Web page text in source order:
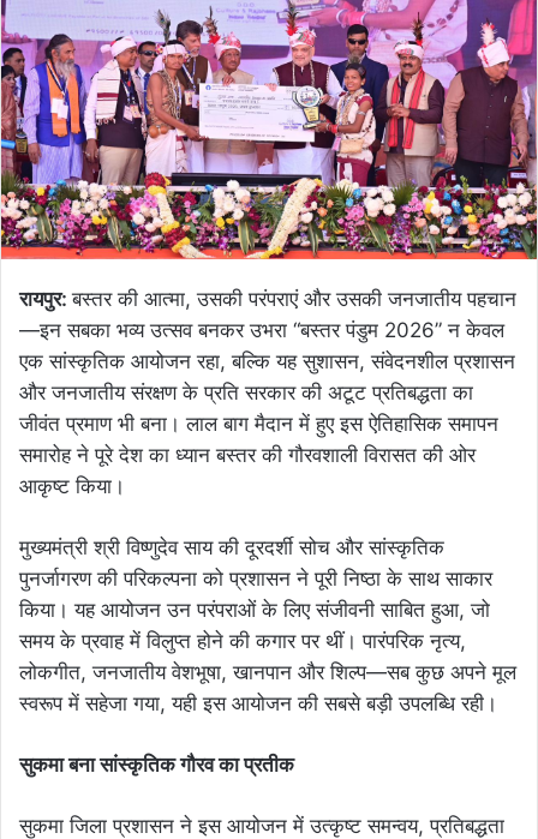
रायपुर:बस्तर की आत्मा, उसकी परंपराएं और उसकी जनजातीय पहचान
—इन सबका भव्य उत्सव बनकर उभरा “बस्तर पंडुम 2026” न केवल
एक सांस्कृतिक आयोजन रहा, बल्कि यह सुशासन, संवेदनशील प्रशासन
और जनजातीय संरक्षण के प्रति सरकार की अटूट प्रतिबद्धता का
जीवंत प्रमाण भी बना। लाल बाग मैदान में हुए इस ऐतिहासिक समापन
समारोह ने पूरे देश का ध्यान बस्तर की गौरवशाली विरासत की ओर
आकृष्ट किया।
मुख्यमंत्री श्री विष्णुदेव साय की दूरदर्शी सोच और सांस्कृतिक
पुनर्जागरण की परिकल्पना को प्रशासन ने पूरी निष्ठा के साथ साकार
किया। यह आयोजन उन परंपराओं के लिए संजीवनी साबित हुआ, जो
समय के प्रवाह में विलुप्त होने की कगार पर थीं। पारंपरिक नृत्य,
लोकगीत, जनजातीय वेशभूषा, खानपान और शिल्प—सब कुछ अपने मूल
स्वरूप में सहेजा गया, यही इस आयोजन की सबसे बड़ी उपलब्धि रही।
सुकमा बना सांस्कृतिक गौरव का प्रतीक
सुकमा जिला प्रशासन ने इस आयोजन में उत्कृष्ट समन्वय, प्रतिबद्धता